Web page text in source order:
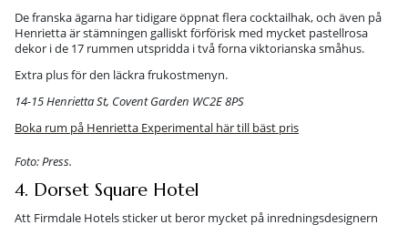
De franska ägarna har tidigare öppnat flera cocktailhak, och även på
Henrietta är stämningen galliskt förförisk med mycket pastellrosa
dekor i de 17 rummen utspridda i två forna viktorianska småhus.
Extra plus för den läckra frukostmenyn.
14-15 Henrietta St, Covent Garden WC2E 8PS
Boka rum på Henrietta Experimental här till bäst pris
Foto: Press.
4. Dorset Square Hotel
Att Firmdale Hotels sticker ut beror mycket på inredningsdesignern